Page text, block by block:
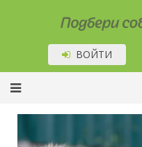
Подбери собаку!
ВОЙТИ